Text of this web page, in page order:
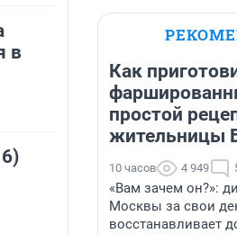
в
Как
простой
жительницы
10 часов 4 949
«Вам зачем он?»:
Москвы за свои
восстанавливает